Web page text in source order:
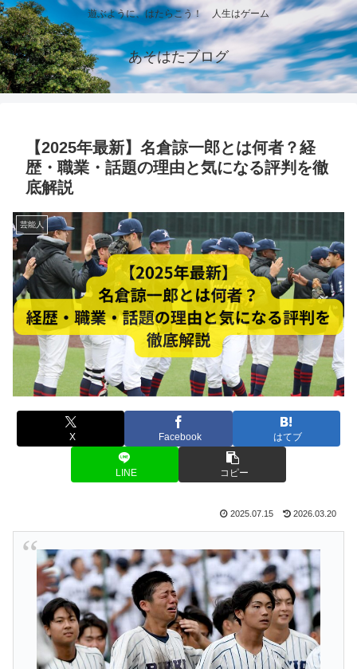
遊ぶように、はたらこう！ 人生はゲーム
あそはたブログ
【2025年最新】名倉諒一郎とは何者？経
歴・職業・話題の理由と気になる評判を徹
底解説
芸能人
X Facebook はてブ
LINE コピー
2025.07.15 2026.03.20